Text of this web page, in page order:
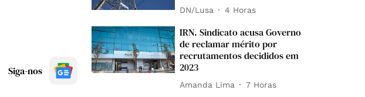
Siga-nos
DN/Lusa 4 Horas
IRN. Sindicato acusa Governo
de reclamar mérito por
recrutamentos decididos em
2023
Amanda Lima 7 Horas